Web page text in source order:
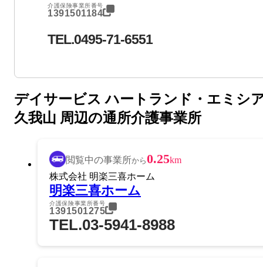
介護保険事業所番号
1391501184
TEL.0495-71-6551
デイサービス ハートランド・エミシ
久我山 周辺の通所介護事業所
閲覧中の事業所から0.25km
株式会社 明楽三喜ホーム
明楽三喜ホーム
介護保険事業所番号
1391501275
TEL.03-5941-8988